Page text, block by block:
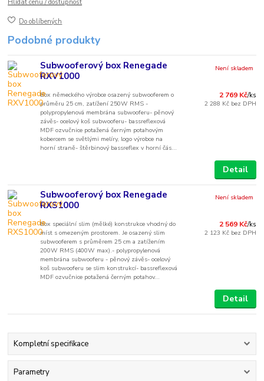
Hlídat cenu / dostupnost
Do oblíbených
Podobné produkty
Subwooferový box Renegade
RXV1000
Box německého výrobce osazený subwooferem o
průměru 25 cm, zatížení 250W RMS -
polypropylenová membrána subwooferu- pěnový
závěs- ocelový koš subwooferu- bassreflexová
MDF ozvučnice potažená černým potahovým
kobercem se světlými melíry, logo výrobce na
horní straně- štěrbinový bassreflex v horní čás...
2 769 Kč/ks
2 288 Kč bez DPH
Není skladem
Detail
Subwooferový box Renegade
RXS1000
Box speciální slim (mělké) konstrukce vhodný do
míst s omezeným prostorem. Je osazený slim
subwooferem s průměrem 25 cm a zatížením
200W RMS (400W max).- polypropylenová
membrána subwooferu - pěnový závěs- ocelový
koš subwooferu se slim konstrukcí- bassreflexová
MDF ozvučnice potažená černým potahov...
2 569 Kč/ks
2 123 Kč bez DPH
Není skladem
Detail
Kompletní specifikace
Parametry